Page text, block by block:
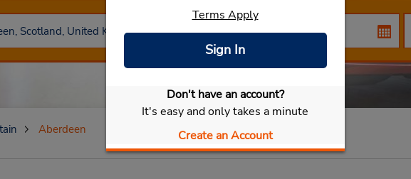
Selecionar meu carro
Terms Apply
Sign In
Don't have an account?
It's easy and only takes a minute
Create an Account
Aberdeen